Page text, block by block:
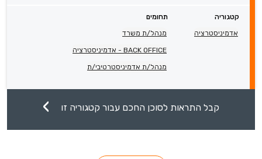
קטגוריה
תחומים
אדמיניסטרציה
מנהל/ת משרד
BACK OFFICE - אדמיניסטרציה
מנהל/ת אדמיניסטרטיבי/ת
קבל התראות לסוכן החכם עבור קטגוריה זו